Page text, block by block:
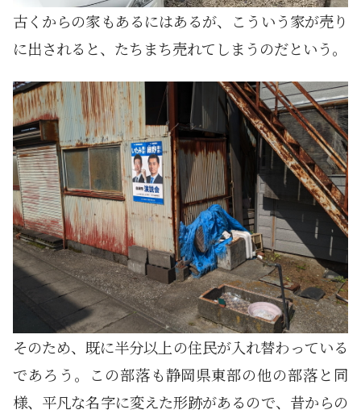
古くからの家もあるにはあるが、こういう家が売り
に出されると、たちまち売れてしまうのだという。
そのため、既に半分以上の住民が入れ替わっている
であろう。この部落も静岡県東部の他の部落と同
様、平凡な名字に変えた形跡があるので、昔からの